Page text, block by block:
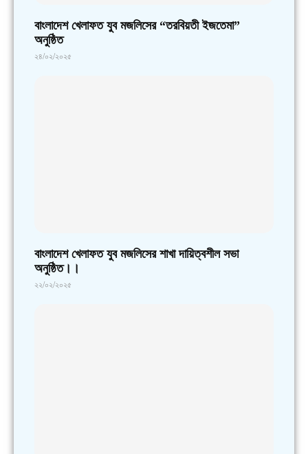
বাংলাদেশ খেলাফত যুব মজলিসের “তরবিয়তী ইজতেমা”
অনুষ্ঠিত
২৪/০২/২০২৫
বাংলাদেশ খেলাফত যুব মজলিসের শাখা দায়িত্বশীল সভা
অনুষ্ঠিত।।
২২/০২/২০২৫